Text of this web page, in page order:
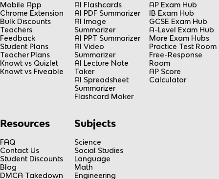
Mobile App
Chrome Extension
Bulk Discounts
Teachers
Feedback
Student Plans
Teacher Plans
Knowt vs Quizlet
Knowt vs Fiveable
AI Flashcards
AI PDF Summarizer
AI Image
Summarizer
AI PPT Summarizer
AI Video
Summarizer
AI Lecture Note
Taker
AI Spreadsheet
Summarizer
Flashcard Maker
AP Exam Hub
IB Exam Hub
GCSE Exam Hub
A-Level Exam Hub
More Exam Hubs
Practice Test Room
Free-Response
Room
AP Score
Calculator
Resources
FAQ
Contact Us
Student Discounts
Blog
DMCA Takedown
Subjects
Science
Social Studies
Language
Math
Engineering